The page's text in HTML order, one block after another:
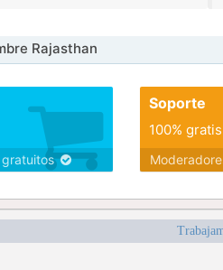
Rajasthan
gratuitos
Soporte
100% gratis